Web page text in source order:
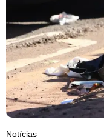
Notícias